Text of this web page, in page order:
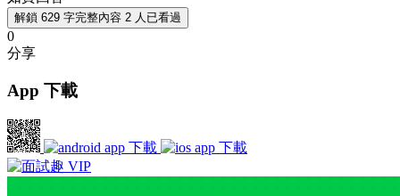
解鎖 629 字完整內容 2 人已看過
0
分享
App 下載